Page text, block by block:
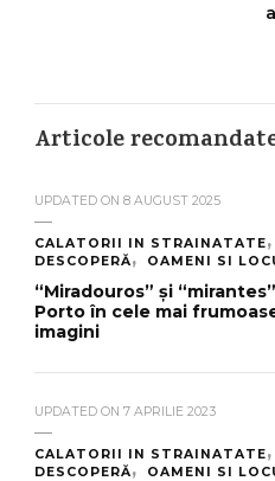
Articole
UPDATED ON 8 AUGUST 2025
CALATORII IN STRAINATATE
DESCOPERĂ
OAMENI SI
“Miradouros” și
Porto în cele mai
imagini
UPDATED ON 7 APRILIE 2023
CALATORII IN STRAINATATE
DESCOPERĂ
OAMENI SI